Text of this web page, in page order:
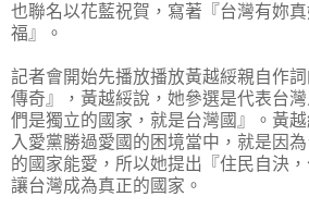
也聯名以花藍祝賀，寫著『台灣有妳
福』。
記者會開始先播放播放黃越綏親自作
傳奇』，黃越綏說，她參選是代表台
們是獨立的國家，就是台灣國』。黃
入愛黨勝過愛國的困境當中，就是因
的國家能愛，所以她提出『住民自決
讓台灣成為真正的國家。